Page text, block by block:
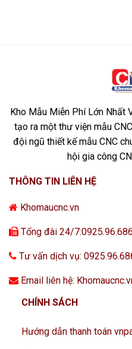
Kho Mẫu Miễn Phí Lớn Nhất
tạo ra một thư viện mẫu
đội ngũ thiết kế mẫu CNC
hội gia công
THÔNG TIN LIÊN HỆ
Khomaucnc.vn
Tổng đài 24/
Tư vấn dịch vụ:
Email liên hệ:
CHÍNH SÁCH
Hướng dẫn thanh toán